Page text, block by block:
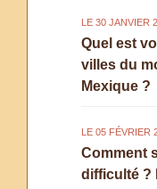
LE 30 JANVIER
Quel est
villes du
Mexique ?
LE 05 FÉVRIER
Comment
difficulté ?